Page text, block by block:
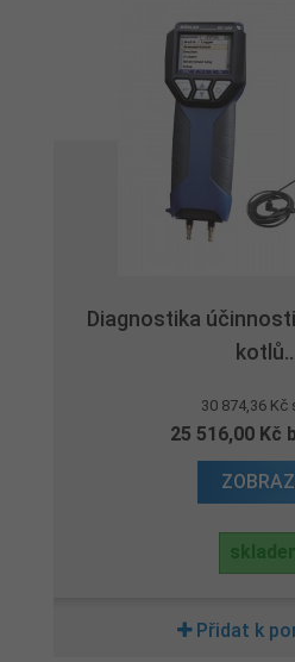
Diagnostika
30 874,36 Kč
25 516,00 Kč
Přidat k